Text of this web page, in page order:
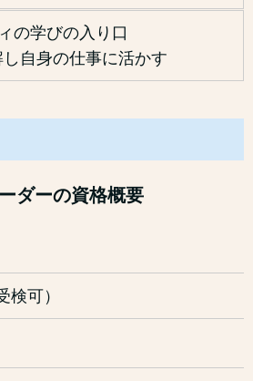
の学びの入り口
自身の仕事に活かす
ダーの資格概要
検可）